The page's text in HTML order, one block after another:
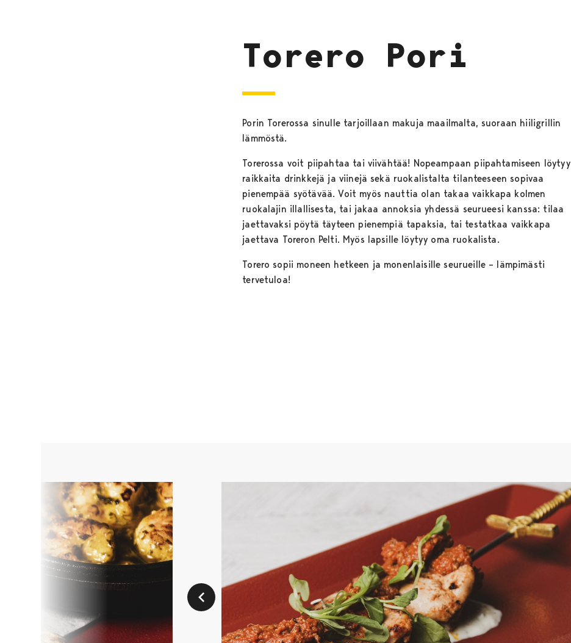
Torero Pori
Porin Torerossa sinulle tarjoillaan makuja maailmalta, suoraan hiiligrillin
lämmöstä.
Torerossa voit piipahtaa tai viivähtää! Nopeampaan piipahtamiseen löytyy
raikkaita drinkkejä ja viinejä sekä ruokalistalta tilanteeseen sopivaa
pienempää syötävää. Voit myös nauttia olan takaa vaikkapa kolmen
ruokalajin illallisesta, tai jakaa annoksia yhdessä seurueesi kanssa: tilaa
jaettavaksi pöytä täyteen pienempiä tapaksia, tai testatkaa vaikkapa
jaettava Toreron Pelti. Myös lapsille löytyy oma ruokalista.
Torero sopii moneen hetkeen ja monenlaisille seurueille – lämpimästi
tervetuloa!
Aikaisempi dia